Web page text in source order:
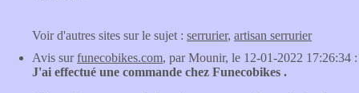
Voir d'autres sites sur le sujet : serrurier, artisan serrurier
Avis surfunecobikes.com, par Mounir, le 12-01-2022 17:26:34 :
J'ai effectué une commande chez Funecobikes .